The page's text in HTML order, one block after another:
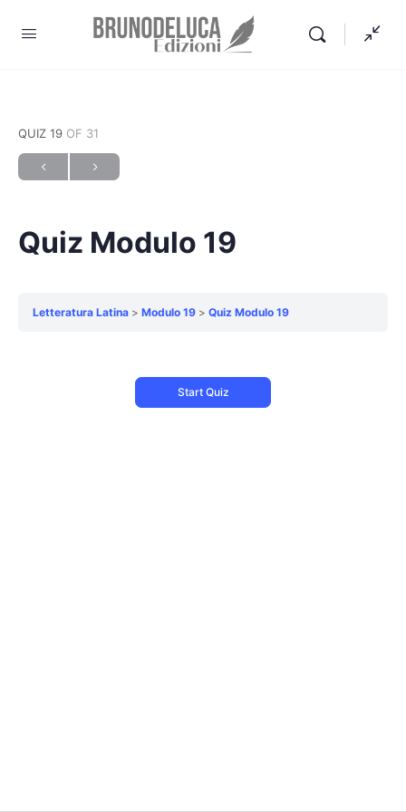
QUIZ 19 OF 31
Quiz Modulo 19
Letteratura Latina Modulo 19 Quiz Modulo 19